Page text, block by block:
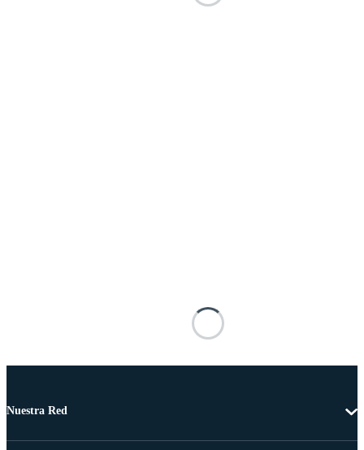
Nuestra Red